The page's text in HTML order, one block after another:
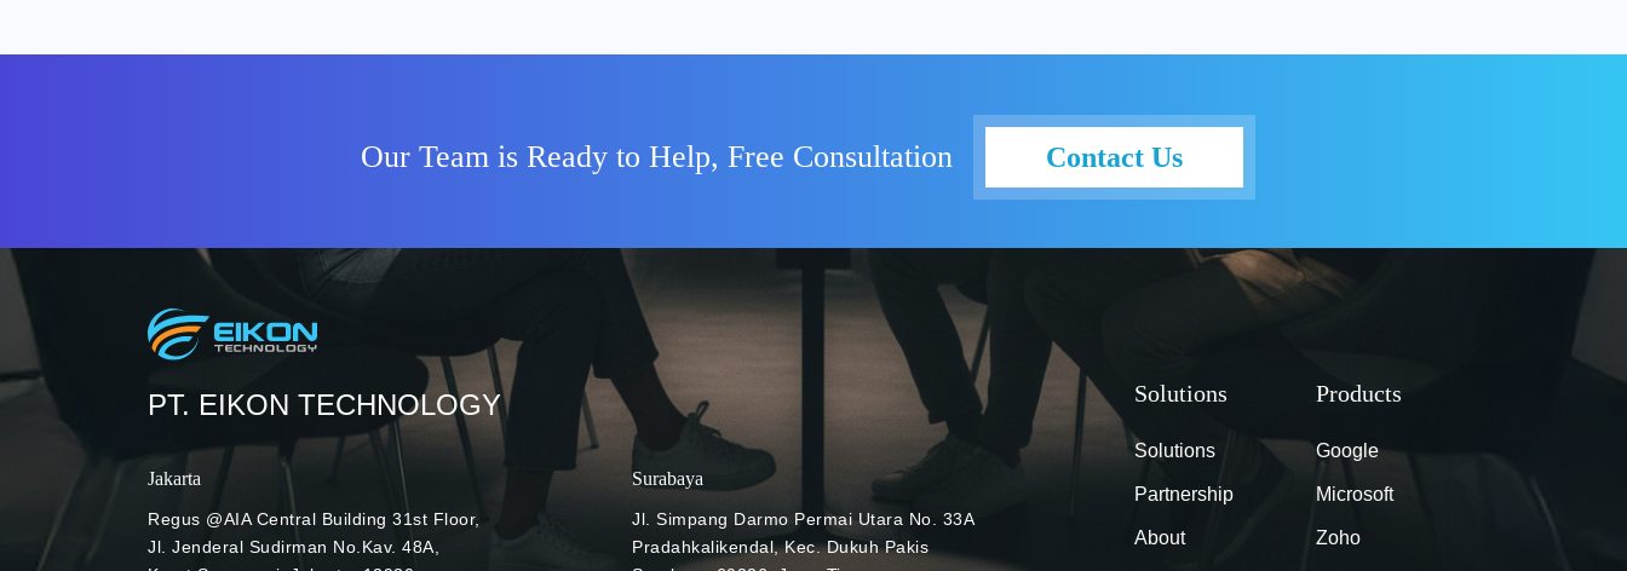
pasti, perusahaan pun dituntut untuk menghemat lebih banyak
efisien. Teknologi satu ini memungkinkan perusahaan untuk
manajemen IT dengan perangkat yang mengutamakan cloud Photo
Credit: Brooke Cagle (Unsplash) Di era remote working seperti
sekarang, teknologi cloud computing tidak hanya digunakan untuk
menjaga produktivitas kerja, tapi juga memudahkan kolaborasi antar
anggota tim. Nah, agar bekerja dengan cloud bisa lebih efektif,
sebaiknya gunakan perangkat yang memang khusus dirancang
untuk penggunaan cloud seperti Google Chromebook. Dibekali
sistem operasi Chrome, Google Chromebook sangat mudah
digunakan, memiliki performa cepat, dan dilengkapi sistem
keamanan bawaan (built-in) sehingga mendukung penuh aktivitas
kerja karyawan. Terlebih, perangkat Google Chromebook
pada 2011, sebetulnya Chromebooks sudah lebih dulu melalui
program pilot pada 2010. Beberapa sekolah di Amerika Serikat
pertama kalinya. Tim Google pun mencatat bahwa para pengajar dan
pelajar begitu menyukai Chromebooks karena pemakaiannya begitu
sederhana, cepat, dan aman. Ketiga hal tersebut memang menjadi
prinsip utama Google dalam menciptakan Chromebooks, yang terus
dibawa hingga hari ini. Terlebih, selama satu dekade belakangan ini,
Google juga rutin melakukan upgrade terhadap Chromebooks.
Melalui Google Admin Console, misalnya, kini para administrator
sekolah bisa mengelola perangkat Chromebooks secara remote
karena sifatnya yang berbasis cloud. Lagi-lagi begitu simpel, cepat,
dan aman. Terus meningkatkan akses untuk para pengajar dan
pelajar Photo Credit: Brooke Cagle (Unsplash) Sejak awal,
Our Team is Ready to Help, Free Consultation Contact Us
PT. EIKON TECHNOLOGY
Jakarta
Regus @AIA Central Building 31st Floor,
Jl. Jenderal Sudirman No.Kav. 48A,
Surabaya
Jl. Simpang Darmo Permai Utara No. 33A
Pradahkalikendal, Kec. Dukuh Pakis
Solutions
Partnership
About
Google
Microsoft
Zoho